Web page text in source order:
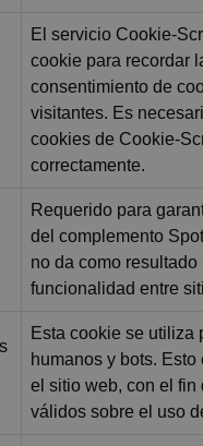
El servicio Cookie-
cookie para recordar
consentimiento de
visitantes. Es
cookies de Cookie-
correctamente.
Requerido para
del complemento
no da como resultado
funcionalidad entre
Esta cookie se utiliza
humanos y bots.
el sitio web, con el fin
válidos sobre el uso